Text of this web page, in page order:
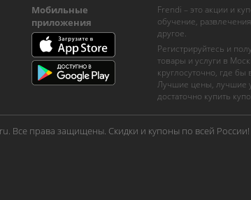
Мобильные
приложения
Frendi – это акции и
обучение,
другое.
Регистрируйтесь и
товары и услуги в
круглосуточно, где
Лучшие цены, лучшие
достаточно купить
Все права защищены. Скидки и купоны по всей России!